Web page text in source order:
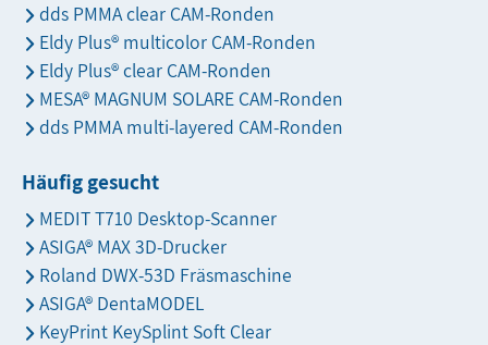
dds PMMA clear CAM-Ronden
Eldy Plus® multicolor CAM-Ronden
Eldy Plus® clear CAM-Ronden
MESA® MAGNUM SOLARE CAM-Ronden
dds PMMA multi-layered CAM-Ronden
Häufig gesucht
MEDIT T710 Desktop-Scanner
ASIGA® MAX 3D-Drucker
Roland DWX-53D Fräsmaschine
ASIGA® DentaMODEL
KeyPrint KeySplint Soft Clear